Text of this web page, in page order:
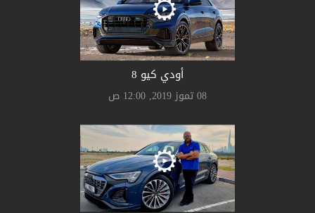
أودي كيو 8
08 تموز 2019, 12:00 ص